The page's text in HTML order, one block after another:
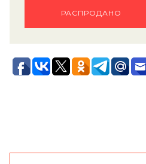
РАСПРОДАНО